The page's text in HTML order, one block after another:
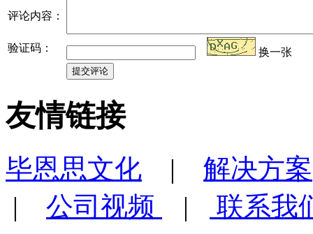
评论内容：
验证码： 换一张
友情链接
毕恩思文化 | 解决方案
| 公司视频 |
联系我